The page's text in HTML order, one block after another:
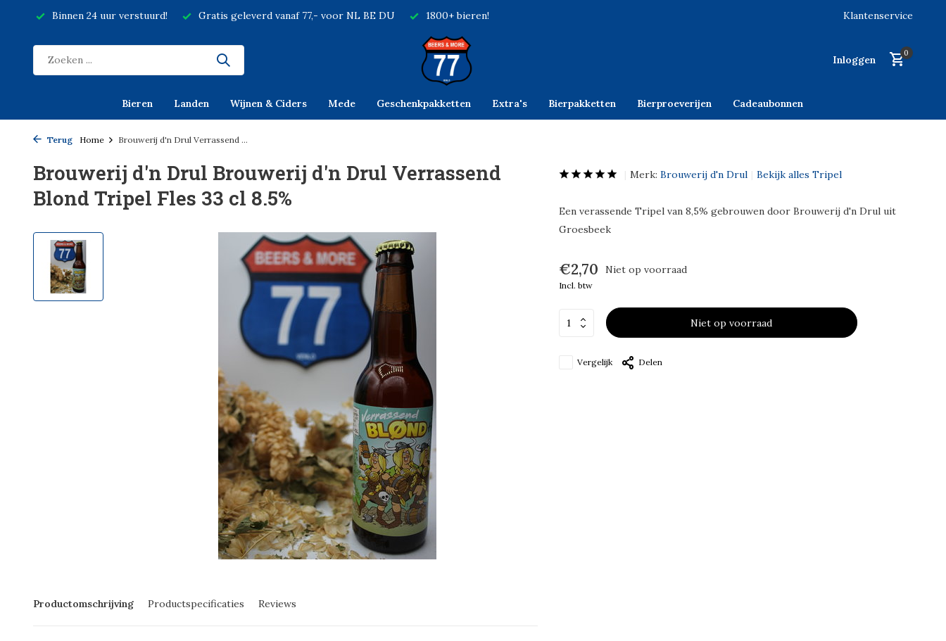
Binnen 24 uur verstuurd! Gratis geleverd vanaf 77,- voor NL BE DU 1800+ bieren! Klantenservice
Inloggen
0
Bieren Landen Wijnen & Ciders Mede Geschenkpakketten Extra's Bierpakketten Bierproeverijen Cadeaubonnen
Terug Home Brouwerij d'n Drul Verrassend ...
Brouwerij d'n Drul Brouwerij d'n Drul Verrassend
Blond Tripel Fles 33 cl 8.5%
Productomschrijving Productspecificaties Reviews
Merk: Brouwerij d'n Drul Bekijk alles Tripel
Een verassende Tripel van 8,5% gebrouwen door Brouwerij d'n Drul uit
Groesbeek
€2,70 Niet op voorraad
Incl. btw
Niet op voorraad
Vergelijk Delen